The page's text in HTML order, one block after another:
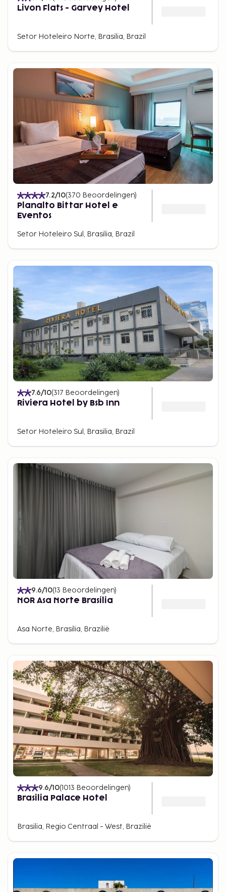
Livon Flats - Garvey Hotel
Setor Hoteleiro Norte, Brasilia, Brazil
7.2/10(370 Beoordelingen)
Planalto Bittar Hotel e
Eventos
Setor Hoteleiro Sul, Brasilia, Brazil
7.6/10(317 Beoordelingen)
Riviera Hotel by Bsb Inn
Setor Hoteleiro Sul, Brasilia, Brazil
9.6/10(13 Beoordelingen)
NOR Asa Norte Brasília
Asa Norte, Brasilia, Brazilië
9.6/10(1013 Beoordelingen)
Brasilia Palace Hotel
Brasilia, Regio Centraal - West, Brazilië